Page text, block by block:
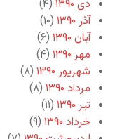
دی ۱۳۹۰
(۴)
آذر ۱۳۹۰
(۱۰)
آبان ۱۳۹۰
(۶)
مهر ۱۳۹۰
(۴)
شهریور ۱۳۹۰
(۸)
مرداد ۱۳۹۰
(۸)
تیر ۱۳۹۰
(۱۱)
خرداد ۱۳۹۰
(۹)